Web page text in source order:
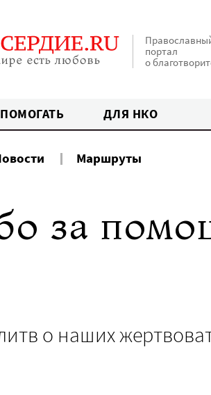
портал
о
ПОМОГАТЬ ДЛЯ НКО
Маршруты
за
о наших